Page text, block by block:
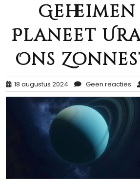
Planeet
Ons
18 augustus 2024 Geen reacties